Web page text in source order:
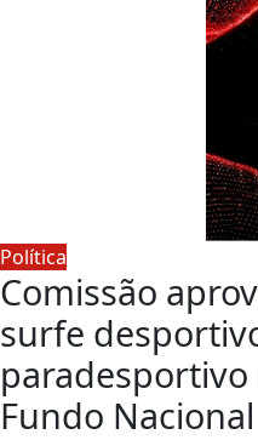
Política
Comissão
surfe
Fundo